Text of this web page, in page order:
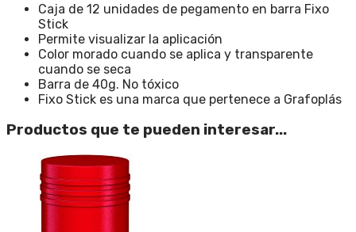
Caja de 12 unidades de pegamento en barra Fixo
Stick
Permite visualizar la aplicación
Color morado cuando se aplica y transparente
cuando se seca
Barra de 40g. No tóxico
Fixo Stick es una marca que pertenece a Grafoplás
Productos que te pueden interesar...